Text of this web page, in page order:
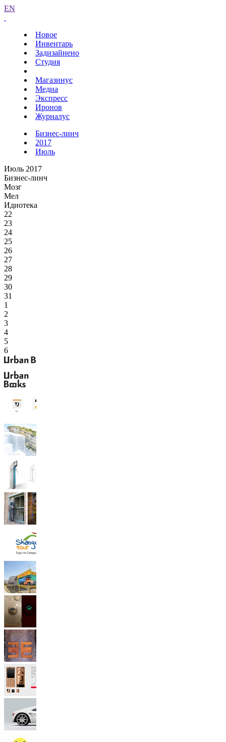
EN
Новое
Инвентарь
Задизайнено
Студия
Магазинус
Медиа
Экспресс
Иронов
Журналус
Бизнес-линч
2017
Июль
Июль 2017
Бизнес-линч
Мозг
Мел
Идиотека
22
23
24
25
26
27
28
29
30
31
1
2
3
4
5
6